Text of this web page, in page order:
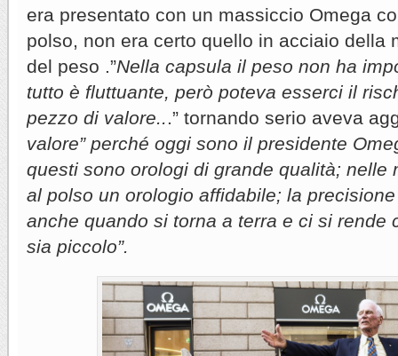
era presentato con un massiccio Omega
polso, non era certo quello in acciaio della
del peso .”Nella capsula il peso non ha
tutto è fluttuante, però poteva esserci il
pezzo di valore..
.” tornando serio aveva
valore” perché oggi sono il presidente
questi sono orologi di grande qualità; nelle
al polso un orologio affidabile; la
anche quando si torna a terra e ci si rende
sia piccolo”.